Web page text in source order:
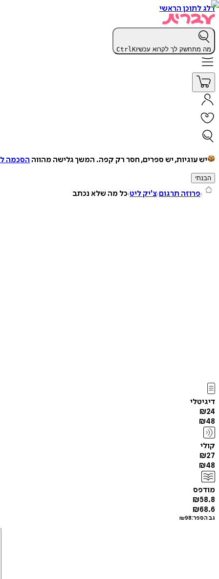
דלג לתוכן הראשי
מה מתחשק לך לקרוא עכשיו CtrlK
יש עוגיות, יש ספרים, חסר רק קפה. המשך גלישה מהווה הסכמה
הבנתי
פרוזה תרגום צ'יק ליט כל מה שלא נכתב
דיגיטלי
₪24
₪48
קולי
₪27
₪48
מודפס
₪58.8
₪68.6
גב הספר: ₪98